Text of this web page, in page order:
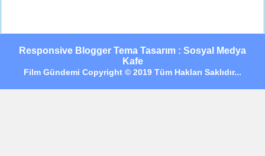
Responsive Blogger Tema Tasarım : Sosyal Medya
Kafe
Film Gündemi Copyright © 2019 Tüm Hakları Saklıdır...